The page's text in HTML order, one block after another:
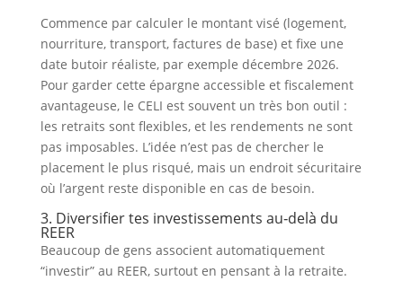
Commence par calculer le montant visé (logement,
nourriture, transport, factures de base) et fixe une
date butoir réaliste, par exemple décembre 2026.
Pour garder cette épargne accessible et fiscalement
avantageuse, le CELI est souvent un très bon outil :
les retraits sont flexibles, et les rendements ne sont
pas imposables. L’idée n’est pas de chercher le
placement le plus risqué, mais un endroit sécuritaire
où l’argent reste disponible en cas de besoin.
3. Diversifier tes investissements au‑delà du
REER
Beaucoup de gens associent automatiquement
“investir” au REER, surtout en pensant à la retraite.